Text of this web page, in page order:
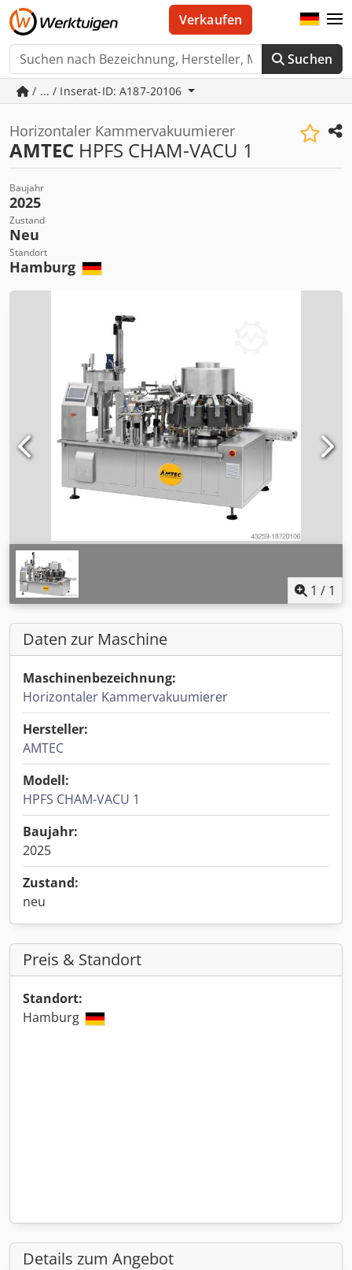
Suchen
Verkaufen
/ ... / Inserat-ID: A187-20106
Horizontaler Kammervakuumierer
AMTEC HPFS CHAM-VACU 1
Baujahr
2025
Zustand
Neu
Standort
Hamburg
1 / 1
Daten zur Maschine
Maschinenbezeichnung:
Horizontaler Kammervakuumierer
Hersteller:
AMTEC
Modell:
HPFS CHAM-VACU 1
Baujahr:
2025
Zustand:
neu
Preis & Standort
Standort:
Hamburg
Details zum Angebot